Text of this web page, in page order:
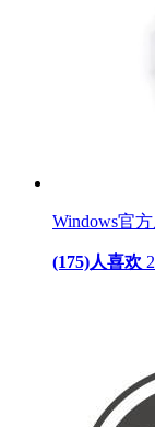
Windows官
(175)人喜欢